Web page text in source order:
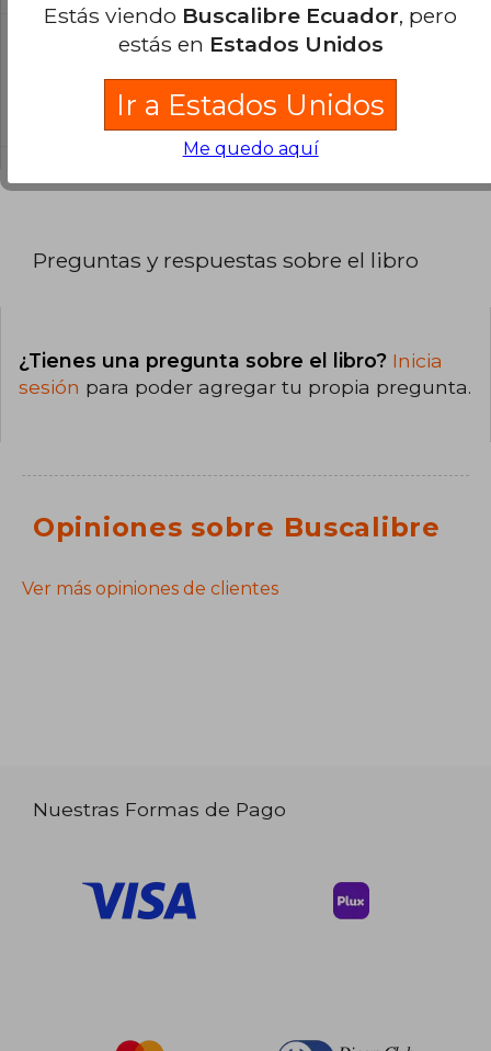
¿Cuál es la encuadernación de este libro?
La encuadernación de esta edición es Tapa
Preguntas y respuestas sobre el libro
¿Tienes una pregunta sobre el libro? Inicia
sesión para poder agregar tu propia pregunta.
Opiniones sobre Buscalibre
Ver más opiniones de clientes
Nuestras Formas de Pago
Estás viendo Buscalibre Ecuador, pero
estás en Estados Unidos
Ir a Estados Unidos
Me quedo aquí